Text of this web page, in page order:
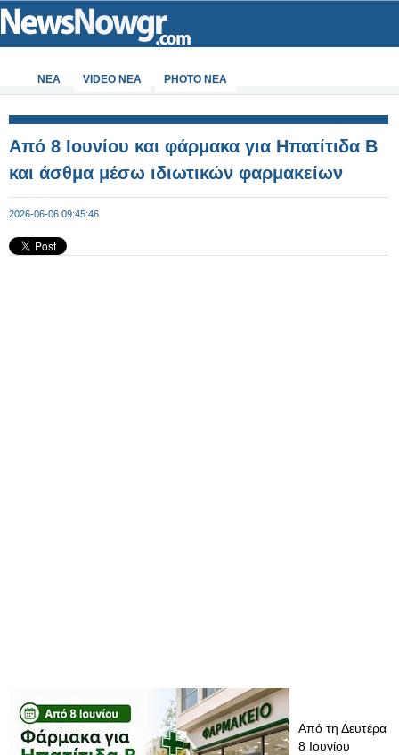
ΝΕΑ VIDEO NEA PHOTO NEA
Από 8 Ιουνίου και φάρμακα για Ηπατίτιδα Β
και άσθμα μέσω ιδιωτικών φαρμακείων
2026-06-06 09:45:46
Από τη Δευτέρα
8 Ιουνίου